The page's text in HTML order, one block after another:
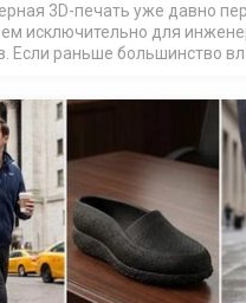
3D-печать уже давно
исключительно для
Если раньше большинство
то сегодня ситуация и…